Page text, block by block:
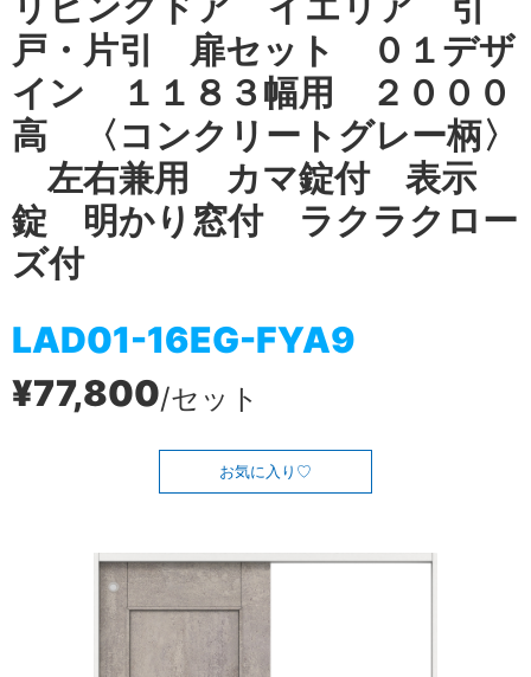
戸・片引 扉セット ０１デザ
イン １１８３幅用 ２０００
高 〈コンクリートグレー柄〉
左右兼用 カマ錠付 表示
錠 明かり窓付 ラクラクロー
ズ付
LAD01-16EG-FYA9
¥77,800/セット
お気に入り